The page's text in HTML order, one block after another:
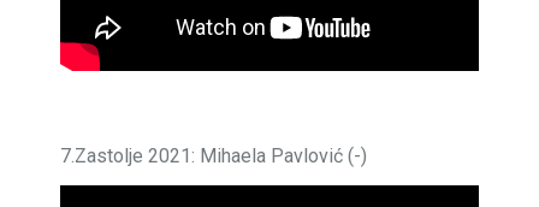
7.Zastolje 2021: Mihaela Pavlović (-)